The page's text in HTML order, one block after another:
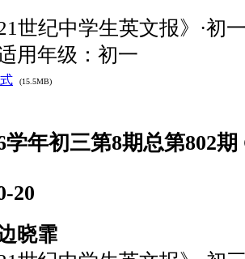
世纪中学生英文报》·初
年级：初一
(15.5MB)
学年初三第8期总第802
20
晓霏